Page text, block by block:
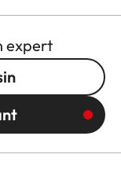
expert